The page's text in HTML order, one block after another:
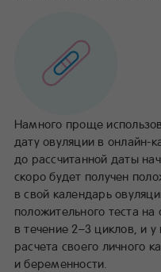
Намного проще
дату овуляции в онлайн-
до рассчитанной даты
скоро будет получен
в свой календарь
положительного теста
в течение 2–3 циклов, и
расчета своего личного
и беременности.